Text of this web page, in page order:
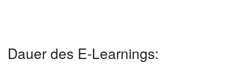
Dauer des E-Learnings: